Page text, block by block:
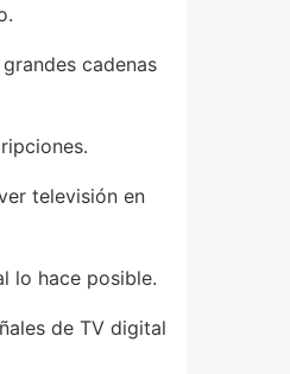
cadenas
televisión en
lo hace posible.
de TV digital